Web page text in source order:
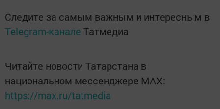
Следите за самым важным и интересным в
Telegram-канале Татмедиа
Читайте новости Татарстана в
национальном мессенджере MАХ:
https://max.ru/tatmedia